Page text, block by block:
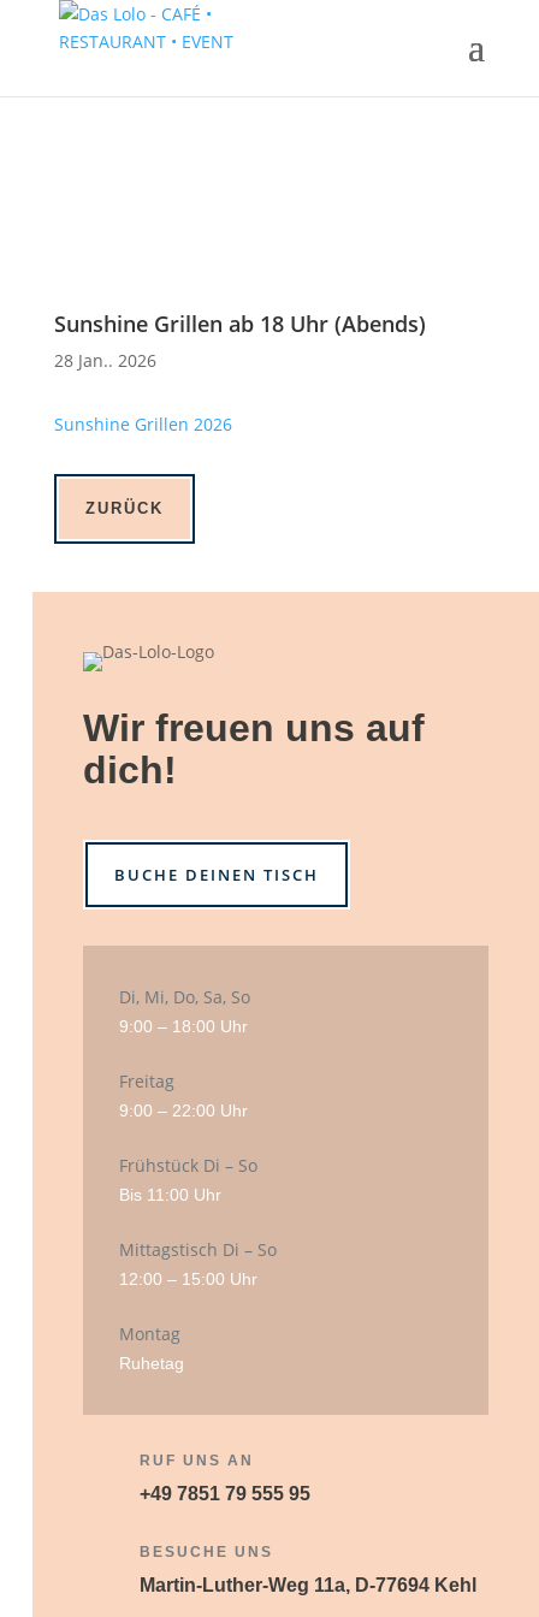
Sunshine Grillen ab 18 Uhr (Abends)
28 Jan.. 2026
Sunshine Grillen 2026
ZURÜCK
Wir freuen uns auf
dich!
BUCHE DEINEN TISCH
Di, Mi, Do, Sa, So
9:00 – 18:00 Uhr
Freitag
9:00 – 22:00 Uhr
Frühstück Di – So
Bis 11:00 Uhr
Mittagstisch Di – So
12:00 – 15:00 Uhr
Montag
Ruhetag
RUF UNS AN
+49 7851 79 555 95
BESUCHE UNS
Martin-Luther-Weg 11a, D-77694 Kehl